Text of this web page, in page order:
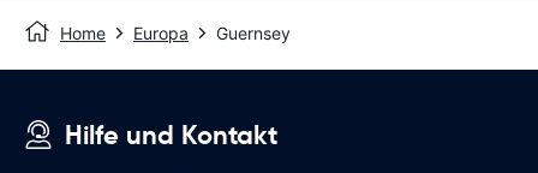
Home Europa Guernsey
Hilfe und Kontakt